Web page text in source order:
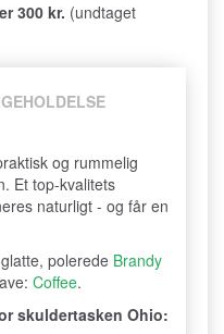
300 kr. (undtaget
og rummelig
Et top-kvalitets
naturligt - og får en
polerede Brandy
Coffee.
skuldertasken Ohio: